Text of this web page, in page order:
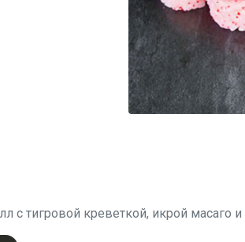
с тигровой креветкой, икрой масаго